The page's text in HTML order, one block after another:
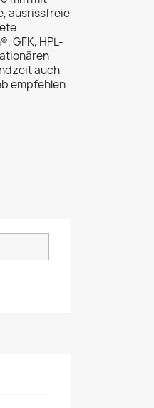
ausrissfreie
GFK, HPL-
auch
empfehlen